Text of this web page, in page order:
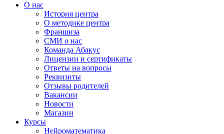
О нас
История центра
О методике центра
Франшиза
СМИ о нас
Команда Абакус
Лицензии и сертификаты
Ответы на вопросы
Реквизиты
Отзывы родителей
Вакансии
Новости
Магазин
Курсы
Нейроматематика